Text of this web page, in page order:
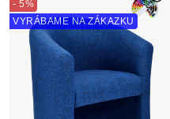
- 5%
VYRÁBAME NA ZÁKAZKU